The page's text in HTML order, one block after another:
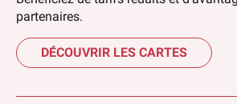
partenaires.
DÉCOUVRIR LES CARTES